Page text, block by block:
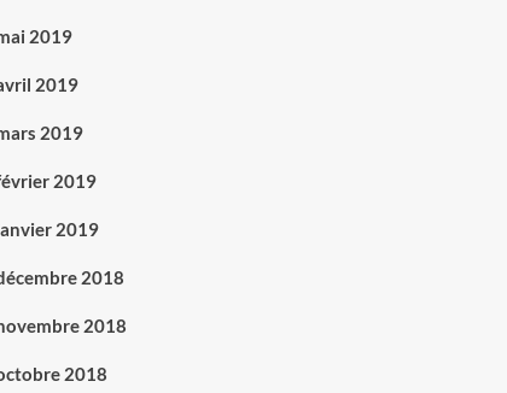
2019
2019
2019
2019
2019
2018
2018
2018